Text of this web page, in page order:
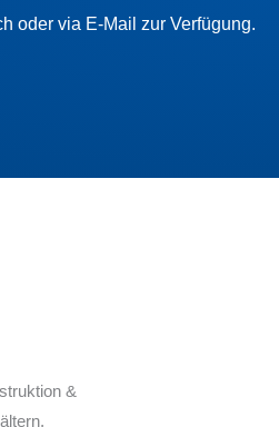
oder via E-Mail zur Verfügung.
&